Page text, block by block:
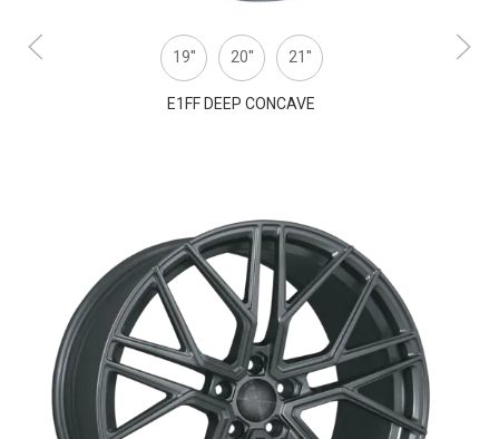
19'' 20'' 21''
E1FF DEEP CONCAVE